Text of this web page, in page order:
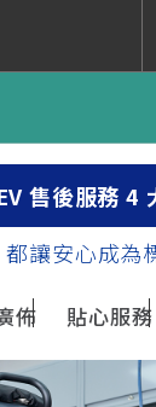
依排
09
550+
依排
Fashion
125
瀏覽
售後服務 4
讓安心成為
佈 貼心服務